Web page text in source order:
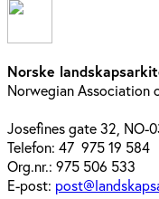
Norske
Norwegian Association
Josefines gate 32, NO-
Telefon: 47 975 19 584
Org.nr.: 975 506 533
E-post: